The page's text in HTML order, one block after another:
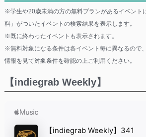
※学生や20歳未満の方の無料プランがあるイベント
料」がついたイベントの検索結果を表示します。
※既に終わったイベントも表示されます。
※無料対象になる条件は各イベント毎に異なるので
情報を見て対象条件を確認の上ご利用ください。
【indiegrab Weekly】